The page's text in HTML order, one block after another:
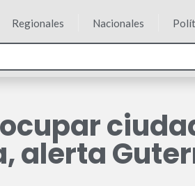
Regionales Nacionales
alerta